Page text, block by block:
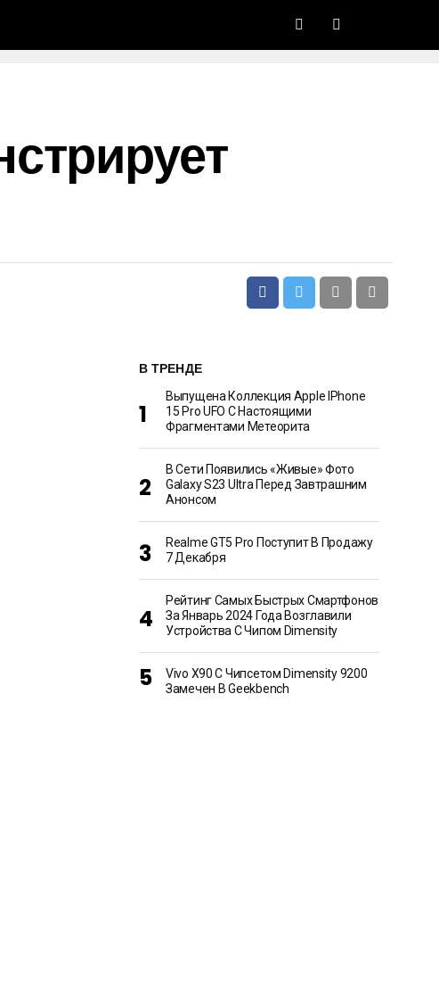
В ТРЕНДЕ
Выпущена Коллекция Apple IPhone
15 Pro UFO С Настоящими
Фрагментами Метеорита
В Сети Появились «живые» Фото
Galaxy S23 Ultra Перед Завтрашним
Анонсом
Realme GT5 Pro Поступит В Продажу
7 Декабря
Рейтинг Самых Быстрых Смартфонов
За Январь 2024 Года Возглавили
Устройства С Чипом Dimensity
Vivo X90 С Чипсетом Dimensity 9200
Замечен В Geekbench